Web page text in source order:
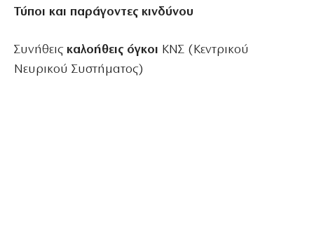
Τύποι και παράγοντες κινδύνου
Συνήθεις καλοήθεις όγκοι ΚΝΣ (Κεντρικού
Νευρικού Συστήματος)